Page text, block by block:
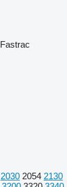
Fastrac
2030 2054 2130